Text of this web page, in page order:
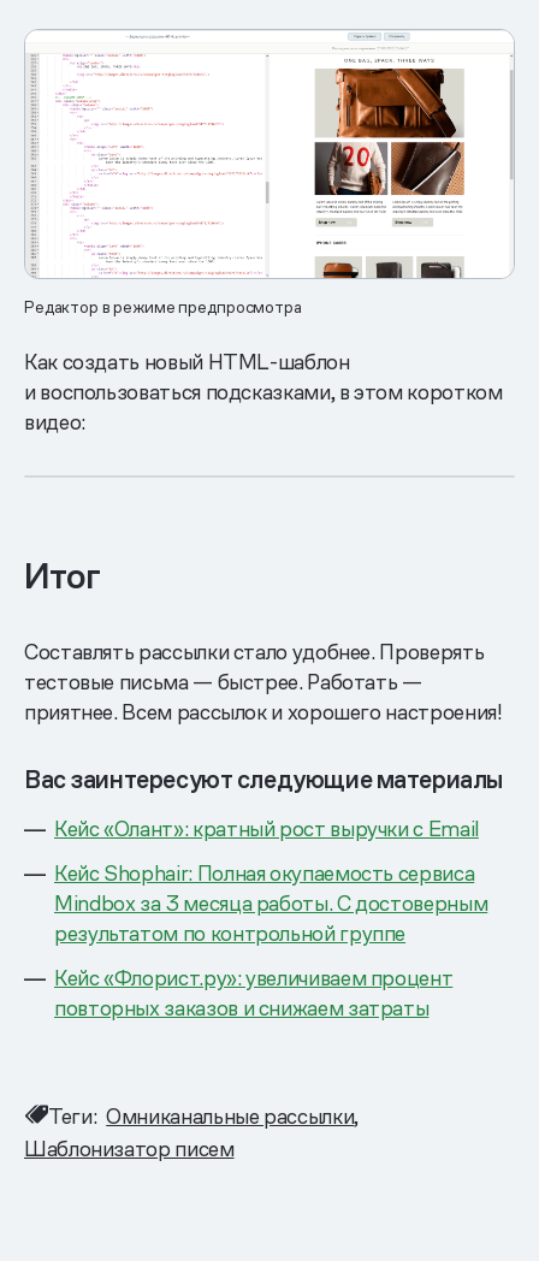
Редактор в режиме предпросмотра
Как создать новый HTML-шаблон
и воспользоваться подсказками, в этом коротком
видео:
Итог
Составлять рассылки стало удобнее. Проверять
тестовые письма — быстрее. Работать —
приятнее. Всем рассылок и хорошего настроения!
Вас заинтересуют следующие материалы
Кейс «Олант»: кратный рост выручки с Email
Кейс Shophair: Полная окупаемость сервиса
Mindbox за 3 месяца работы. С достоверным
результатом по контрольной группе
Кейс «Флорист.ру»: увеличиваем процент
повторных заказов и снижаем затраты
Теги: Омниканальные рассылки
Шаблонизатор писем